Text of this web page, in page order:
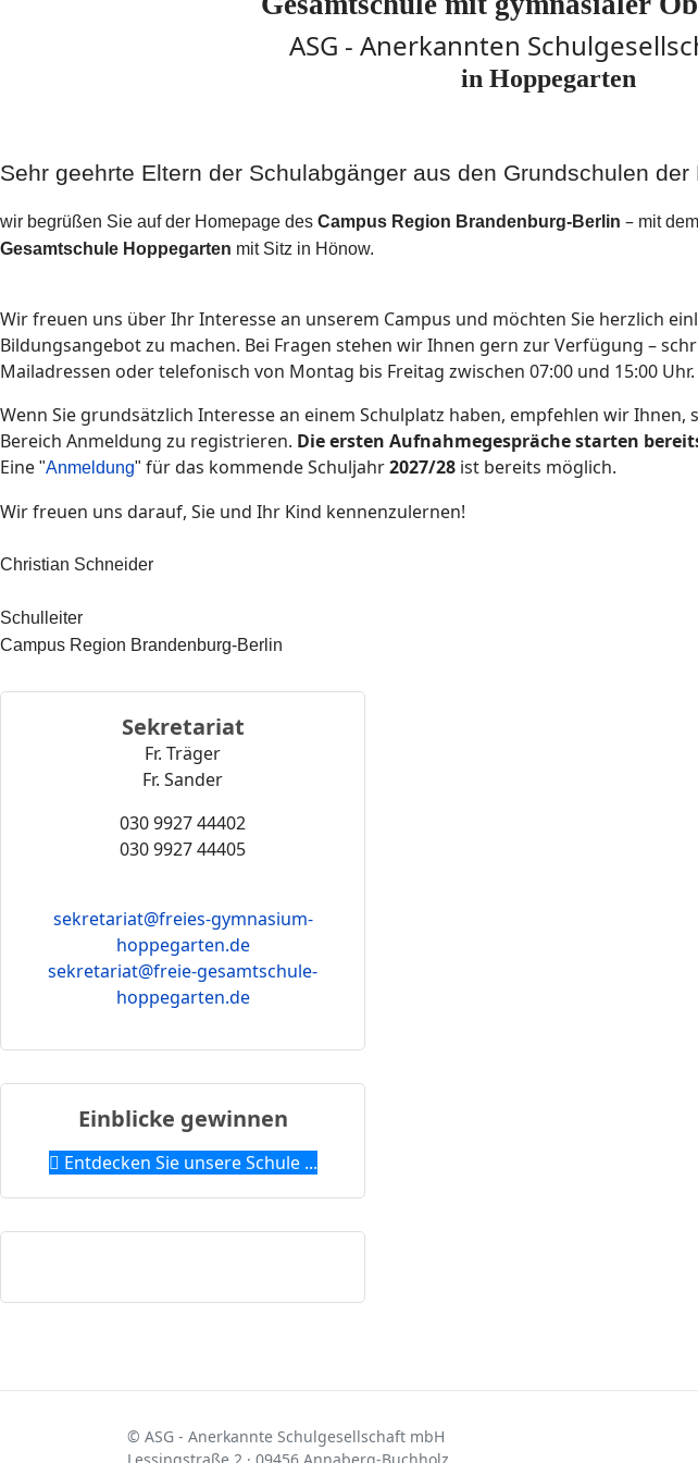
ASG - Anerkannten
in Hoppegarten
Sehr geehrte Eltern der Schulabgänger aus den Grundschulen der
wir begrüßen Sie auf der Homepage des Campus Region Brandenburg-Berlin – mit dem
Gesamtschule Hoppegarten mit Sitz in Hönow.
Wir freuen uns über Ihr Interesse an unserem Campus und möchten Sie herzlich
Bildungsangebot zu machen. Bei Fragen stehen wir Ihnen gern zur Verfügung –
Mailadressen oder telefonisch von Montag bis Freitag zwischen 07:00 und 15:00 Uhr.
Wenn Sie grundsätzlich Interesse an einem Schulplatz haben, empfehlen wir
Bereich Anmeldung zu registrieren. Die ersten Aufnahmegespräche starten
Eine "Anmeldung" für das kommende Schuljahr2027/28 ist bereits möglich.
Wir freuen uns darauf, Sie und Ihr Kind kennenzulernen!
Christian Schneider
Schulleiter
Campus Region Brandenburg-Berlin
Sekretariat
Fr. Träger
Fr. Sander
030 9927 44402
030 9927 44405
sekretariat@freies-gymnasium-
hoppegarten.de
sekretariat@freie-gesamtschule-
hoppegarten.de
Einblicke gewinnen
Entdecken Sie unsere Schule ...
© ASG - Anerkannte Schulgesellschaft mbH